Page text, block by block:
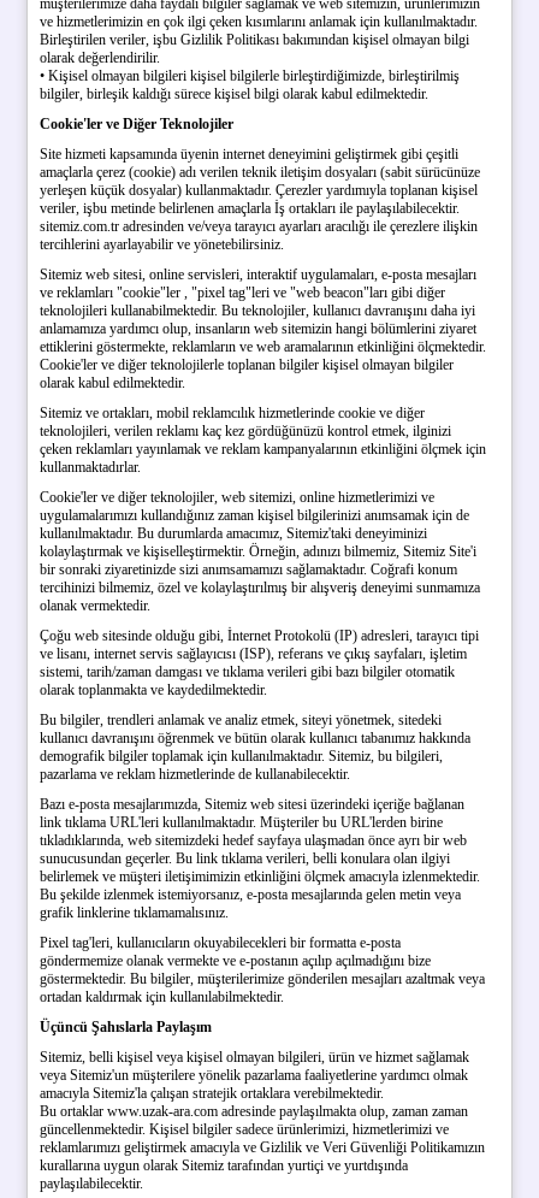
ve hizmetlerimizin en çok ilgi çeken kısımlarını anlamak için kullanılmaktadır.
Birleştirilen veriler, işbu Gizlilik Politikası bakımından kişisel olmayan bilgi
olarak değerlendirilir.
• Kişisel olmayan bilgileri kişisel bilgilerle birleştirdiğimizde, birleştirilmiş
bilgiler, birleşik kaldığı sürece kişisel bilgi olarak kabul edilmektedir.
Cookie'ler ve Diğer Teknolojiler
Site hizmeti kapsamında üyenin internet deneyimini geliştirmek gibi çeşitli
amaçlarla çerez (cookie) adı verilen teknik iletişim dosyaları (sabit sürücünüze
yerleşen küçük dosyalar) kullanmaktadır. Çerezler yardımıyla toplanan kişisel
veriler, işbu metinde belirlenen amaçlarla İş ortakları ile paylaşılabilecektir.
sitemiz.com.tr adresinden ve/veya tarayıcı ayarları aracılığı ile çerezlere ilişkin
tercihlerini ayarlayabilir ve yönetebilirsiniz.
Sitemiz web sitesi, online servisleri, interaktif uygulamaları, e-posta mesajları
ve reklamları "cookie"ler , "pixel tag"leri ve "web beacon"ları gibi diğer
teknolojileri kullanabilmektedir. Bu teknolojiler, kullanıcı davranışını daha iyi
anlamamıza yardımcı olup, insanların web sitemizin hangi bölümlerini ziyaret
ettiklerini göstermekte, reklamların ve web aramalarının etkinliğini ölçmektedir.
Cookie'ler ve diğer teknolojilerle toplanan bilgiler kişisel olmayan bilgiler
olarak kabul edilmektedir.
Sitemiz ve ortakları, mobil reklamcılık hizmetlerinde cookie ve diğer
teknolojileri, verilen reklamı kaç kez gördüğünüzü kontrol etmek, ilginizi
çeken reklamları yayınlamak ve reklam kampanyalarının etkinliğini ölçmek için
kullanmaktadırlar.
Cookie'ler ve diğer teknolojiler, web sitemizi, online hizmetlerimizi ve
uygulamalarımızı kullandığınız zaman kişisel bilgilerinizi anımsamak için de
kullanılmaktadır. Bu durumlarda amacımız, Sitemiz'taki deneyiminizi
kolaylaştırmak ve kişiselleştirmektir. Örneğin, adınızı bilmemiz, Sitemiz Site'i
bir sonraki ziyaretinizde sizi anımsamamızı sağlamaktadır. Coğrafi konum
tercihinizi bilmemiz, özel ve kolaylaştırılmış bir alışveriş deneyimi sunmamıza
olanak vermektedir.
Çoğu web sitesinde olduğu gibi, İnternet Protokolü (IP) adresleri, tarayıcı tipi
ve lisanı, internet servis sağlayıcısı (ISP), referans ve çıkış sayfaları, işletim
sistemi, tarih/zaman damgası ve tıklama verileri gibi bazı bilgiler otomatik
olarak toplanmakta ve kaydedilmektedir.
Bu bilgiler, trendleri anlamak ve analiz etmek, siteyi yönetmek, sitedeki
kullanıcı davranışını öğrenmek ve bütün olarak kullanıcı tabanımız hakkında
demografik bilgiler toplamak için kullanılmaktadır. Sitemiz, bu bilgileri,
pazarlama ve reklam hizmetlerinde de kullanabilecektir.
Bazı e-posta mesajlarımızda, Sitemiz web sitesi üzerindeki içeriğe bağlanan
link tıklama URL'leri kullanılmaktadır. Müşteriler bu URL'lerden birine
tıkladıklarında, web sitemizdeki hedef sayfaya ulaşmadan önce ayrı bir web
sunucusundan geçerler. Bu link tıklama verileri, belli konulara olan ilgiyi
belirlemek ve müşteri iletişimimizin etkinliğini ölçmek amacıyla izlenmektedir.
Bu şekilde izlenmek istemiyorsanız, e-posta mesajlarında gelen metin veya
grafik linklerine tıklamamalısınız.
Pixel tag'leri, kullanıcıların okuyabilecekleri bir formatta e-posta
göndermemize olanak vermekte ve e-postanın açılıp açılmadığını bize
göstermektedir. Bu bilgiler, müşterilerimize gönderilen mesajları azaltmak veya
ortadan kaldırmak için kullanılabilmektedir.
Üçüncü Şahıslarla Paylaşım
Sitemiz, belli kişisel veya kişisel olmayan bilgileri, ürün ve hizmet sağlamak
veya Sitemiz'un müşterilere yönelik pazarlama faaliyetlerine yardımcı olmak
amacıyla Sitemiz'la çalışan stratejik ortaklara verebilmektedir.
Bu ortaklar www.uzak-ara.com adresinde paylaşılmakta olup, zaman zaman
güncellenmektedir. Kişisel bilgiler sadece ürünlerimizi, hizmetlerimizi ve
reklamlarımızı geliştirmek amacıyla ve Gizlilik ve Veri Güvenliği Politikamızın
kurallarına uygun olarak Sitemiz tarafından yurtiçi ve yurtdışında
paylaşılabilecektir.